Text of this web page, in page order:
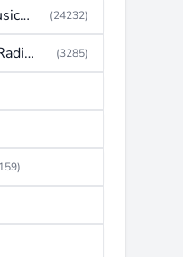
AUDIO (Equipos de Musica, Amplificadores, Reproductores, Etc) (24232)
Autoradio (Potencias, Radios y DVD) (3285)